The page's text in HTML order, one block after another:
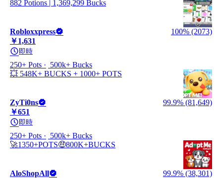
882 Potions | 1,369,299 Bucks
Robloxxpress
100% (2073)
￥1,631
即時
250+ Pots
500k+ Bucks
💥 548K+ BUCKS + 1000+ POTS
ZyTi0ns
99.9% (81,649)
￥651
即時
250+ Pots
500k+ Bucks
🚀1350+POTS🤑800K+BUCKS
AloShopAll
99.9% (38,301)